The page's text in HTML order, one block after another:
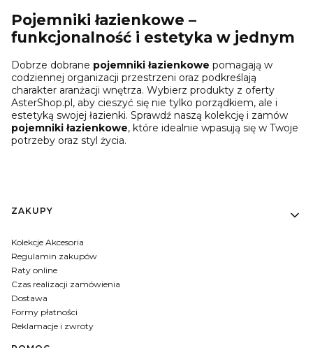
Pojemniki łazienkowe –
funkcjonalność i estetyka w jednym
Dobrze dobrane pojemniki łazienkowe pomagają w
codziennej organizacji przestrzeni oraz podkreślają
charakter aranżacji wnętrza. Wybierz produkty z oferty
AsterShop.pl, aby cieszyć się nie tylko porządkiem, ale i
estetyką swojej łazienki. Sprawdź naszą kolekcję i zamów
pojemniki łazienkowe, które idealnie wpasują się w Twoje
potrzeby oraz styl życia.
Linki w stopce
ZAKUPY
Kolekcje Akcesoria
Regulamin zakupów
Raty online
Czas realizacji zamówienia
Dostawa
Formy płatności
Reklamacje i zwroty